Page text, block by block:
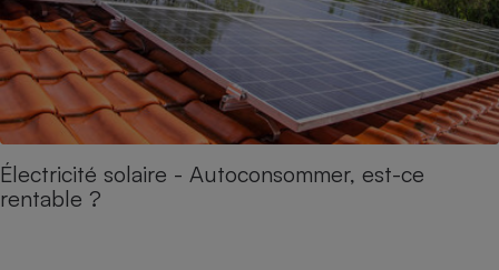
Électricité solaire - Autoconsommer, est-ce
rentable ?